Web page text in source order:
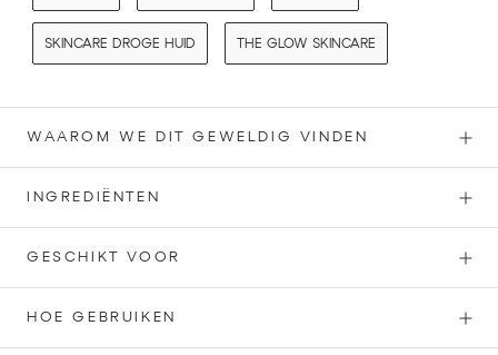
SKINCARE DROGE HUID THE GLOW SKINCARE
WAAROM WE DIT GEWELDIG VINDEN
INGREDIËNTEN
GESCHIKT VOOR
HOE GEBRUIKEN